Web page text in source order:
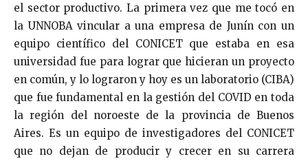
el sector productivo. La primera vez que me tocó en
la UNNOBA vincular a una empresa de Junín con un
equipo científico del CONICET que estaba en esa
universidad fue para lograr que hicieran un proyecto
en común, y lo lograron y hoy es un laboratorio (CIBA)
que fue fundamental en la gestión del COVID en toda
la región del noroeste de la provincia de Buenos
Aires. Es un equipo de investigadores del CONICET
que no dejan de producir y crecer en su carrera